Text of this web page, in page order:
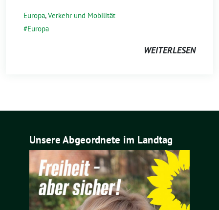
Europa,Verkehr und Mobilität
Europa
WEITERLESEN
Unsere Abgeordnete im Landtag